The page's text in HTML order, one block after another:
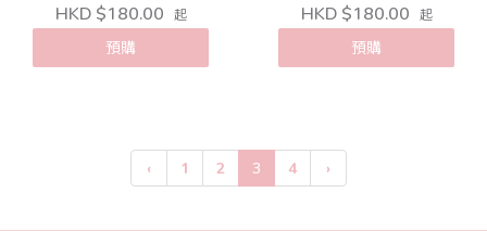
HKD $180.00 起
預購
HKD $180.00 起
預購
‹ 1 2 3 4 ›